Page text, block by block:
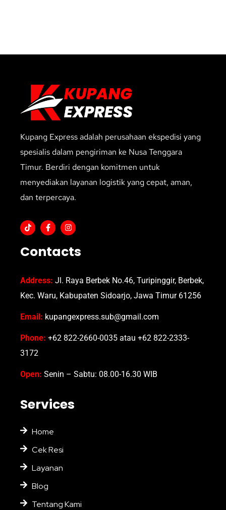
Kupang Express adalah perusahaan ekspedisi yang
spesialis dalam pengiriman ke Nusa Tenggara
Timur. Berdiri dengan komitmen untuk
menyediakan layanan logistik yang cepat, aman,
dan terpercaya.
Contacts
Address: Jl. Raya Berbek No.46, Turipinggir, Berbek,
Kec. Waru, Kabupaten Sidoarjo, Jawa Timur 61256
Email: kupangexpress.sub@gmail.com
Phone: +62 822-2660-0035 atau +62 822-2333-
3172
Open: Senin – Sabtu: 08.00-16.30 WIB
Services
Home
Cek Resi
Layanan
Blog
Tentang Kami